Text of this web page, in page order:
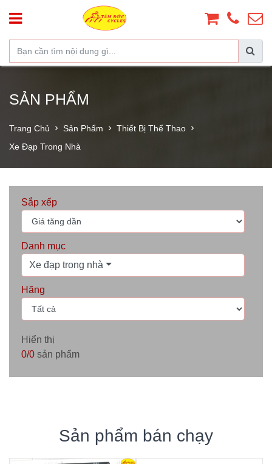
SẢN PHẨM
Trang Chủ Sản Phẩm
Thiết Bị Thể Thao
Xe Đạp Trong Nhà
Sắp xếp
Danh mục
Xe đạp trong nhà
Hãng
Hiển thị
0/0 sản phẩm
Sản phẩm bán chạy